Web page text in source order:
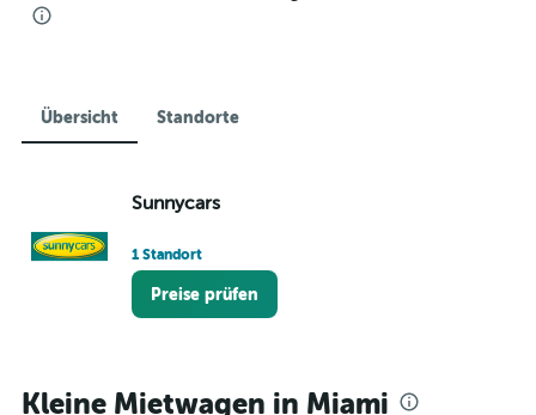
Übersicht Standorte
Sunnycars
1 Standort
Preise prüfen
Kleine Mietwagen in Miami